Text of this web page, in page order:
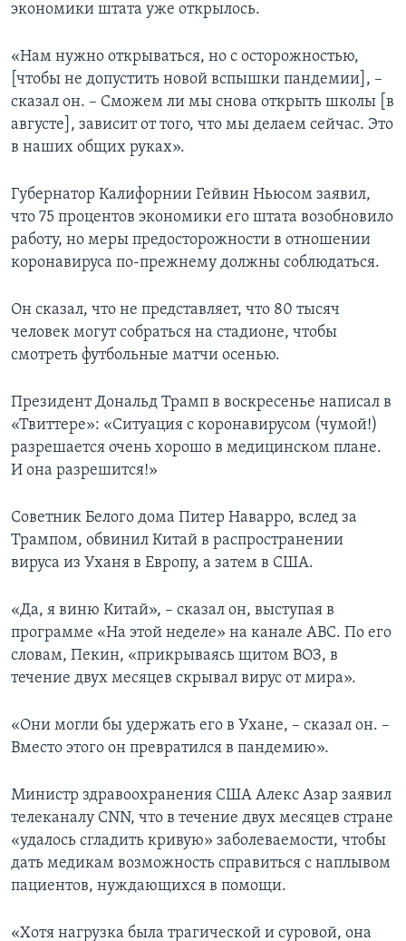
экономики штата уже открылось.
«Нам нужно открываться, но с осторожностью,
[чтобы не допустить новой вспышки пандемии], –
сказал он. – Сможем ли мы снова открыть школы [в
августе], зависит от того, что мы делаем сейчас. Это
в наших общих руках».
Губернатор Калифорнии Гейвин Ньюсом заявил,
что 75 процентов экономики его штата возобновило
работу, но меры предосторожности в отношении
коронавируса по-прежнему должны соблюдаться.
Он сказал, что не представляет, что 80 тысяч
человек могут собраться на стадионе, чтобы
смотреть футбольные матчи осенью.
Президент Дональд Трамп в воскресенье написал в
«Твиттере»: «Ситуация с коронавирусом (чумой!)
разрешается очень хорошо в медицинском плане.
И она разрешится!»
Советник Белого дома Питер Наварро, вслед за
Трампом, обвинил Китай в распространении
вируса из Уханя в Европу, а затем в США.
«Да, я виню Китай», – сказал он, выступая в
программе «На этой неделе» на канале АВС. По его
словам, Пекин, «прикрываясь щитом ВОЗ, в
течение двух месяцев скрывал вирус от мира».
«Они могли бы удержать его в Ухане, – сказал он. –
Вместо этого он превратился в пандемию».
Министр здравоохранения США Алекс Азар заявил
телеканалу CNN, что в течение двух месяцев стране
«удалось сгладить кривую» заболеваемости, чтобы
дать медикам возможность справиться с наплывом
пациентов, нуждающихся в помощи.
«Хотя нагрузка была трагической и суровой, она